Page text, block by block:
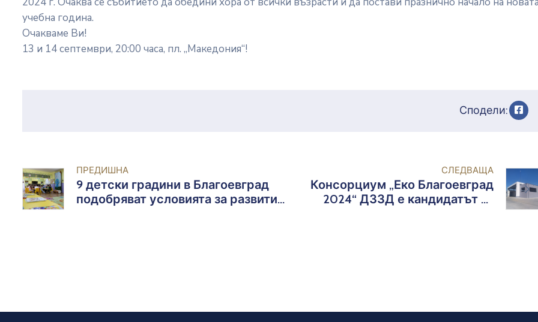
учебна година.
Очакваме Ви!
13 и 14 септември, 20:00 часа, пл. „Македония“!
Сподели:
ПРЕДИШНА
9 детски градини в Благоевград
подобряват условията за развитие
СЛЕДВАЩА
Консорциум „Еко Благоевград
2024“ ДЗЗД е кандидатът за